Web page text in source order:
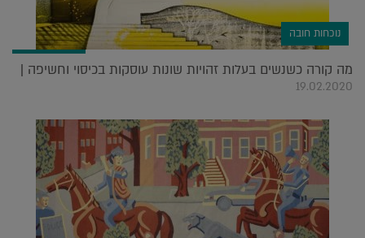
נוכחות חובה
מה קורה כשנשים בעלות זהויות שונות עוסקות בכיסוי וחשיפה |
19.02.2020